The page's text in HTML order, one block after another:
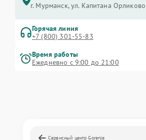
г. Мурманск, ул. Капитана
Горячая линия
+7 (800) 301-55-83
Время работы
Ежедневно с 9:00 до 21:00
Сервисный центр Gorenje